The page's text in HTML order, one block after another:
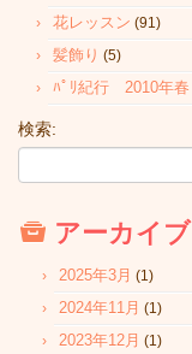
花レッスン (91)
髪飾り (5)
ﾊﾟﾘ紀行 2010年春
検索:
アーカイブ
2025年3月 (1)
2024年11月 (1)
2023年12月 (1)